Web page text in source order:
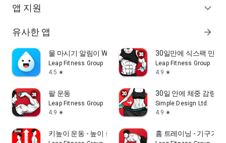
앱 지원 expand_more
유사한 앱 arrow_forward
물 마시기 알림이 Water Drink Reminder
Leap Fitness Group
4.5 star
30일만에 식스팩 만들
Leap Fitness Group
4.9 star
팔 운동
Leap Fitness Group
4.9 star
30일 안에 체중 감량 -
Simple Design Ltd.
4.9 star
키높이 운동 - 높이 증가, 신장 증가 운동홈 트레이닝 - 기구가